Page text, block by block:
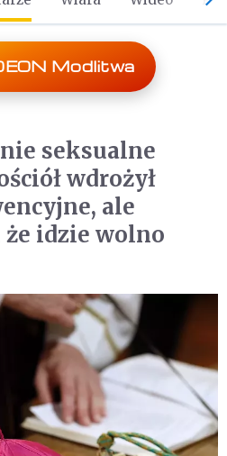
Modlitwa
seksualne
wdrożył
ale
że idzie wolno